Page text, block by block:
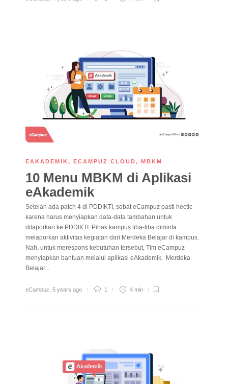
EAKADEMIK, ECAMPUZ CLOUD, MBKM
10 Menu MBKM di Aplikasi
eAkademik
Setelah ada patch 4 di PDDIKTI, sobat eCampuz pasti hectic
karena harus menyiapkan data-data tambahan untuk
dilaporkan ke PDDIKTI. Pihak kampus tiba-tiba diminta
melaporkan aktivitas kegiatan dari Merdeka Belajar di kampus.
Nah, untuk merespons kebutuhan tersebut, Tim eCampuz
menyiapkan bantuan melalui aplikasi eAkademik. Merdeka
Belajar...
eCampuz 5 years ago 1 4 min